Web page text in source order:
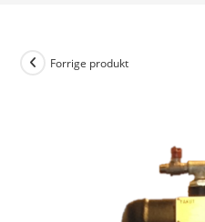
Forrige produkt